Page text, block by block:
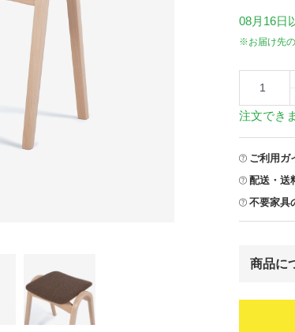
08月16日
※お届け先
注文でき
ご利用ガ
配送・送
不要家具
商品に